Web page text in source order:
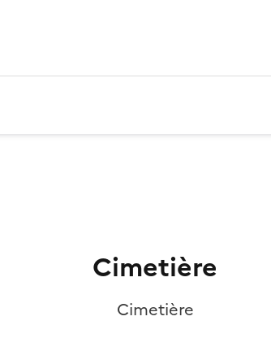
Cimetière
Cimetière